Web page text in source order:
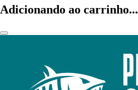
Adicionando ao carrinho...